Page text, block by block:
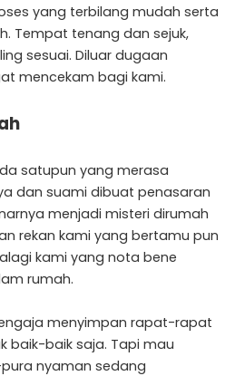
yang terbilang mudah serta
Tempat tenang dan sejuk,
sesuai. Diluar dugaan
mencekam bagi kami.
satupun yang merasa
dan suami dibuat penasaran
menjadi misteri dirumah
rekan kami yang bertamu pun
kami yang nota bene
rumah.
menyimpan rapat-rapat
baik-baik saja. Tapi mau
nyaman sedang